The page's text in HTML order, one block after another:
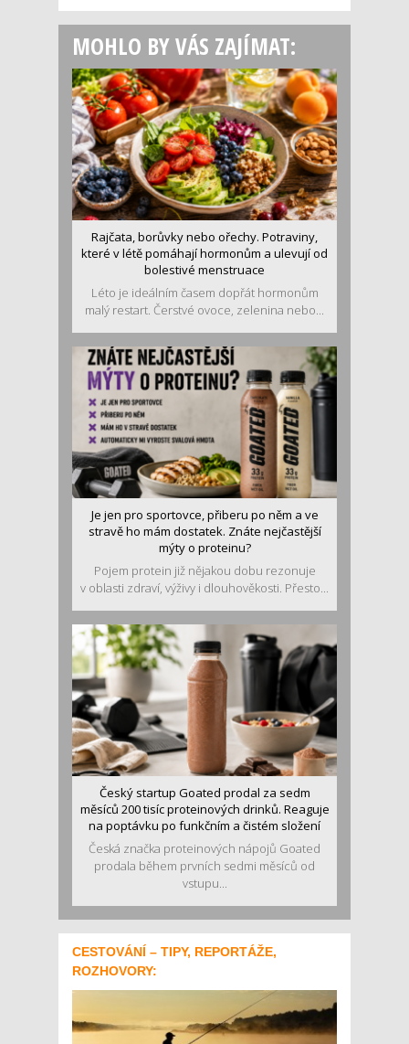
MOHLO BY VÁS ZAJÍMAT:
Rajčata, borůvky nebo ořechy. Potraviny,
které v létě pomáhají hormonům a ulevují od
bolestivé menstruace
Léto je ideálním časem dopřát hormonům
malý restart. Čerstvé ovoce, zelenina nebo...
Je jen pro sportovce, přiberu po něm a ve
stravě ho mám dostatek. Znáte nejčastější
mýty o proteinu?
Pojem protein již nějakou dobu rezonuje
v oblasti zdraví, výživy i dlouhověkosti. Přesto...
Český startup Goated prodal za sedm
měsíců 200 tisíc proteinových drinků. Reaguje
na poptávku po funkčním a čistém složení
Česká značka proteinových nápojů Goated
prodala během prvních sedmi měsíců od
vstupu...
CESTOVÁNÍ – TIPY, REPORTÁŽE,
ROZHOVORY: